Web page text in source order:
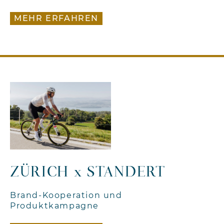
MEHR ERFAHREN
ZÜRICH x STANDERT
Brand-Kooperation und
Produktkampagne